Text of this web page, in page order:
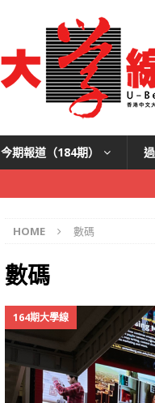
今期報道（184期）
HOME 數碼
數碼
164期大學線